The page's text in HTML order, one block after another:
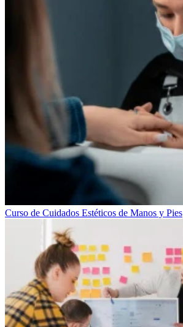
Curso de Cuidados Estéticos de Manos y Pies